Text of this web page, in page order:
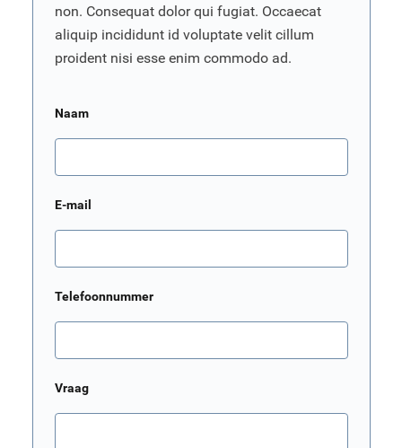
non. Consequat dolor qui fugiat. Occaecat
aliquip incididunt id voluptate velit cillum
proident nisi esse enim commodo ad.
Naam
E-mail
Telefoonnummer
Vraag